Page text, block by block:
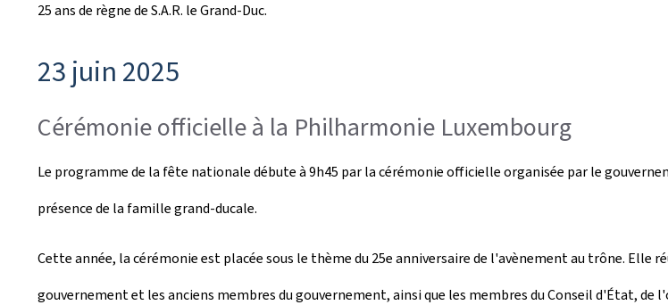
l
25 ans de règne de S.A.R. le Grand-Duc.
23 juin 2025
Cérémonie officielle à la Philharmonie Luxembourg
Le programme de la fête nationale débute à 9h45 par la cérémonie officielle organisée par le
présence de la famille grand-ducale.
Cette année, la cérémonie est placée sous le thème du 25e anniversaire de l'avènement au trône. Elle
gouvernement et les anciens membres du gouvernement, ainsi que les membres du Conseil d'État, de